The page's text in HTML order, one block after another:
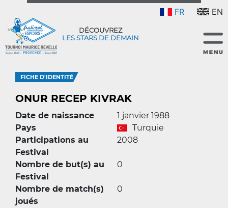
FR EN
DÉCOUVREZ
LES STARS DE DEMAIN
FICHE D'IDENTITÉ
ONUR RECEP KIVRAK
Date de naissance
1 janvier 1988
Pays
Turquie
Participations au
Festival
2008
Nombre de but(s) au
Festival
0
Nombre de match(s)
joués
0